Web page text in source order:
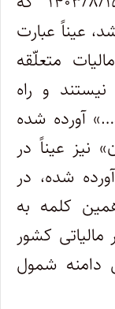
عیناً عبارت
متعلّقه
و راه
آورده شده
نیز عیناً در
شده، در
کلمه به
کشور
دامنه شمول